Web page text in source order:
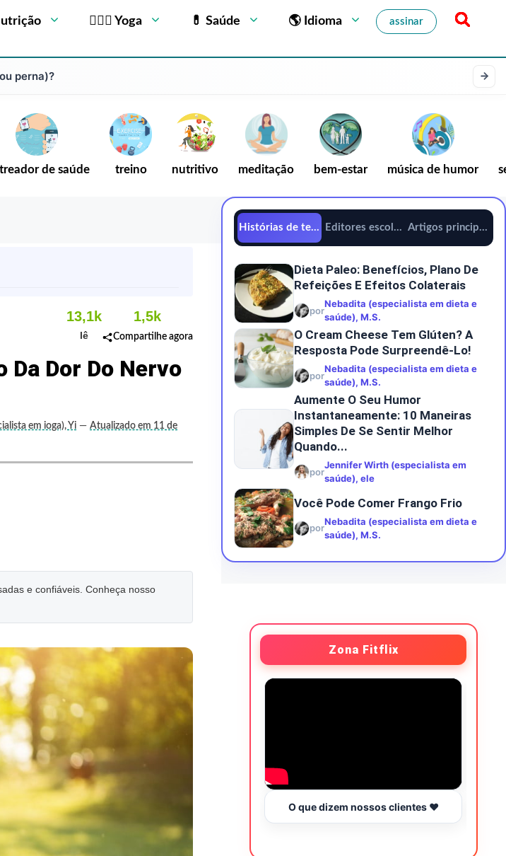
🧘🏻‍♂️ Yoga 💊 Saúde 🌎 Idioma assinar
perna)?
de saúde treino nutritivo meditação bem-estar música de humor
13,1k
lê
1,5k
Compartilhe agora
Dor Do Nervo
em ioga), Yi — Atualizado em 11 de
e confiáveis. Conheça nosso
Histórias de tendênciasEditores escolhemArtigos principais
Dieta Paleo: Benefícios, Plano De
Refeições E Efeitos Colaterais
por
Nebadita (especialista em dieta e
saúde), M.S.
O Cream Cheese Tem Glúten? A
Resposta Pode Surpreendê-Lo!
por
Nebadita (especialista em dieta e
saúde), M.S.
Aumente O Seu Humor
Instantaneamente: 10 Maneiras
Simples De Se Sentir Melhor
Quando...
por
Jennifer Wirth (especialista em
saúde), ele
Você Pode Comer Frango Frio
por
Nebadita (especialista em dieta e
saúde), M.S.
Zona Fitflix
O que dizem nossos clientes ❤️